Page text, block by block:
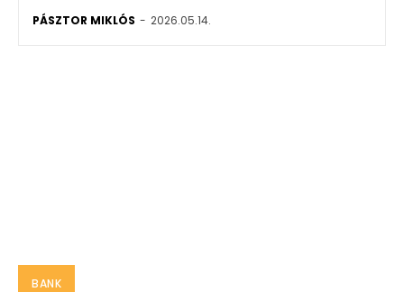
PÁSZTOR MIKLÓS - 2026.05.14.
BANK